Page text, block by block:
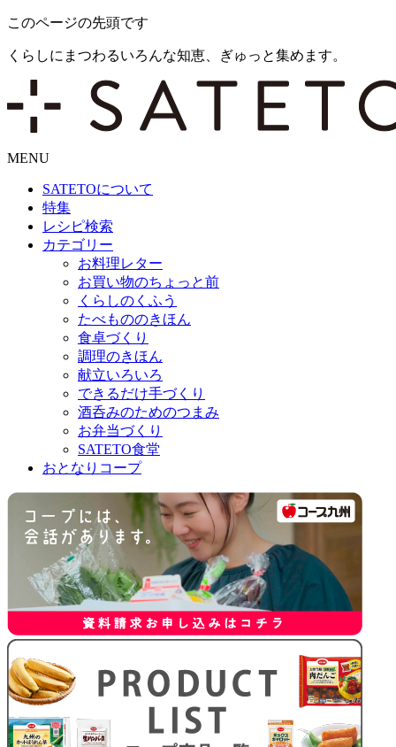
このページの先頭です
くらしにまつわるいろんな知恵、ぎゅっと集めます。
MENU
SATETOについて
特集
レシピ検索
カテゴリー
お料理レター
お買い物のちょっと前
くらしのくふう
たべもののきほん
食卓づくり
調理のきほん
献立いろいろ
できるだけ手づくり
酒呑みのためのつまみ
お弁当づくり
SATETO食堂
おとなりコープ